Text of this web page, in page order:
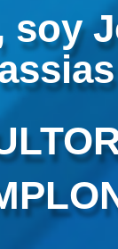
soy